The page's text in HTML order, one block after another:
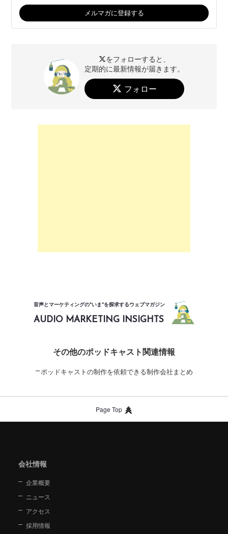
をフォローすると、
定期的に最新情報が届きます。
フォロー
音声とマーケティングの"いま"を探求するウェブマガジン
AUDIO MARKETING INSIGHTS
その他のポッドキャスト関連情報
ポッドキャストの制作を依頼できる制作会社まとめ
Page Top
会社情報
企業概要
ニュース
アクセス
採用情報